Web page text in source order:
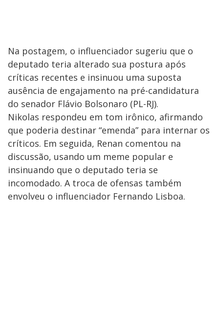
Na postagem, o influenciador sugeriu que o
deputado teria alterado sua postura após
críticas recentes e insinuou uma suposta
ausência de engajamento na pré-candidatura
do senador Flávio Bolsonaro (PL-RJ).
Nikolas respondeu em tom irônico, afirmando
que poderia destinar “emenda” para internar os
críticos. Em seguida, Renan comentou na
discussão, usando um meme popular e
insinuando que o deputado teria se
incomodado. A troca de ofensas também
envolveu o influenciador Fernando Lisboa.